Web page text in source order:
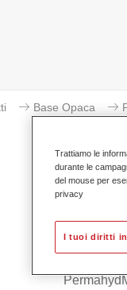
Base Opaca
Trattiamo le
durante le
del mouse per
privacy
I tuoi diritti in